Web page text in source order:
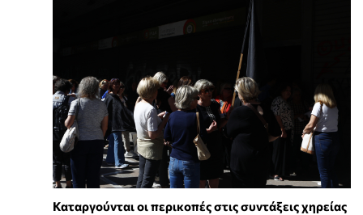
Καταργούνται οι περικοπές στις συντάξεις χηρείας